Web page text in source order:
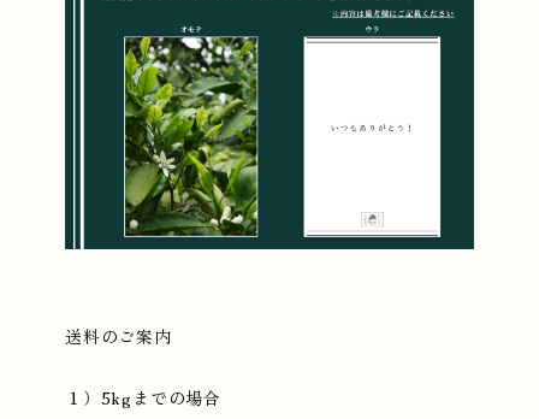
送料のご案内
１）5kgまでの場合